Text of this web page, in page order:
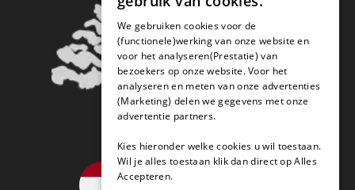
We gebruiken cookies voor de
(functionele)werking van onze website en
voor het analyseren(Prestatie) van
bezoekers op onze website. Voor het
analyseren en meten van onze advertenties
(Marketing) delen we gegevens met onze
advertentie partners.
Kies hieronder welke cookies u wil toestaan.
Wil je alles toestaan klik dan direct op Alles
Accepteren.